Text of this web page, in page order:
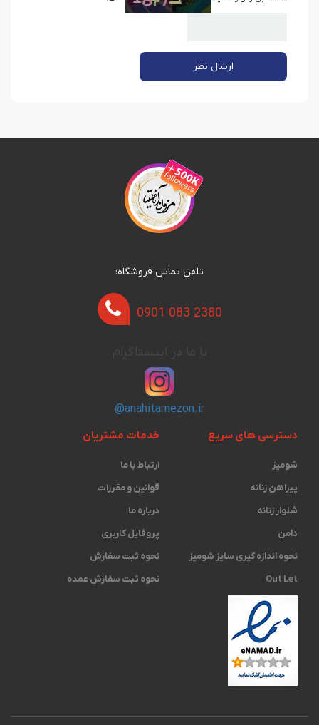
ارسال نظر
تلفن تماس فروشگاه:
0901 083 2380
@anahitamezon.ir
دسترسی های سریع
شومیز
پیراهن زنانه
شلوار زنانه
دامن
نحوه اندازه گیری ‫سایز شومیز
Out Let
خدمات مشتریان
ارتباط با ما
قوانین و مقررات
درباره ما
پروفایل کاربری
نحوه ثبت سفارش
نحوه ثبت سفارش عمده